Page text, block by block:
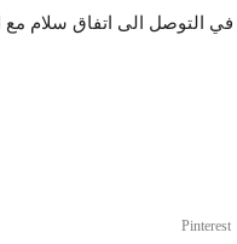
Pinterest